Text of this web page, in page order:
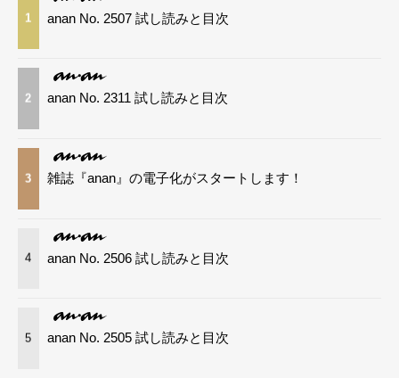
1 anan No. 2507 試し読みと目次
2 anan No. 2311 試し読みと目次
3 雑誌『anan』の電子化がスタートします！
4 anan No. 2506 試し読みと目次
5 anan No. 2505 試し読みと目次